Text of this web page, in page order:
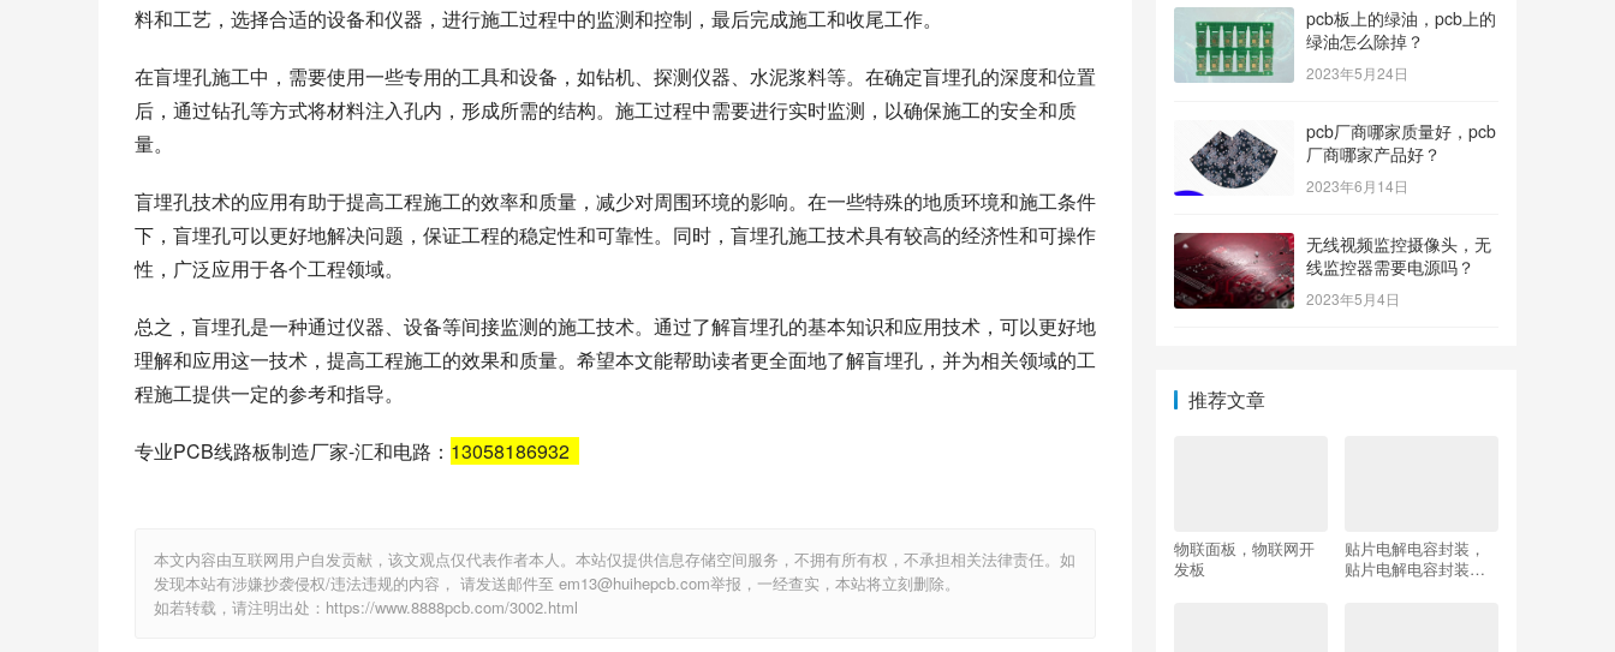
料和工艺，选择合适的设备和仪器，进行施工过程中的监测和控制，最后完成施工和收尾工作。
在盲埋孔施工中，需要使用一些专用的工具和设备，如钻机、探测仪器、水泥浆料等。在确定盲埋孔的深度和位置
后，通过钻孔等方式将材料注入孔内，形成所需的结构。施工过程中需要进行实时监测，以确保施工的安全和质
量。
盲埋孔技术的应用有助于提高工程施工的效率和质量，减少对周围环境的影响。在一些特殊的地质环境和施工条件
下，盲埋孔可以更好地解决问题，保证工程的稳定性和可靠性。同时，盲埋孔施工技术具有较高的经济性和可操作
性，广泛应用于各个工程领域。
总之，盲埋孔是一种通过仪器、设备等间接监测的施工技术。通过了解盲埋孔的基本知识和应用技术，可以更好地
理解和应用这一技术，提高工程施工的效果和质量。希望本文能帮助读者更全面地了解盲埋孔，并为相关领域的工
程施工提供一定的参考和指导。
专业PCB线路板制造厂家-汇和电路： 13058186932
本文内容由互联网用户自发贡献，该文观点仅代表作者本人。本站仅提供信息存储空间服务，不拥有所有权，不承担相关法律责任。如
发现本站有涉嫌抄袭侵权/违法违规的内容， 请发送邮件至 em13@huihepcb.com举报，一经查实，本站将立刻删除。
如若转载，请注明出处：https://www.8888pcb.com/3002.html
pcb板上的绿油，pcb上的
绿油怎么除掉？
2023年5月24日
pcb厂商哪家质量好，pcb
厂商哪家产品好？
2023年6月14日
无线视频监控摄像头，无
线监控器需要电源吗？
2023年5月4日
推荐文章
物联面板，物联网开
发板
贴片电解电容封装，
贴片电解电容封装尺